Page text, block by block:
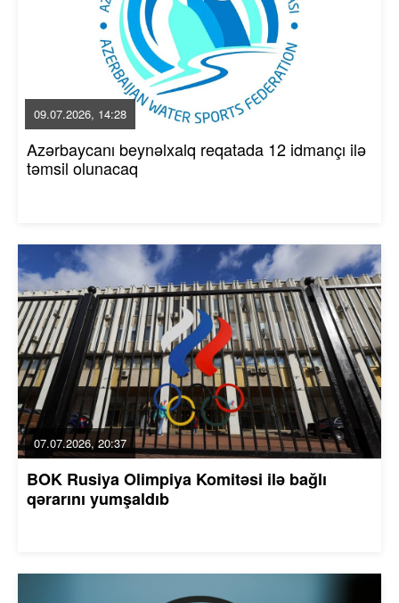
09.07.2026, 14:28
Azərbaycanı beynəlxalq reqatada 12 idmançı ilə
təmsil olunacaq
07.07.2026, 20:37
BOK Rusiya Olimpiya Komitəsi ilə bağlı
qərarını yumşaldıb